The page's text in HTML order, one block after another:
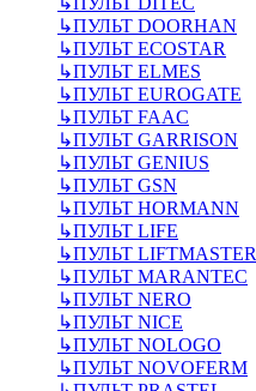
↳ПУЛЬТ DOORHAN
↳ПУЛЬТ ECOSTAR
↳ПУЛЬТ ELMES
↳ПУЛЬТ EUROGATE
↳ПУЛЬТ FAAC
↳ПУЛЬТ GARRISON
↳ПУЛЬТ GENIUS
↳ПУЛЬТ GSN
↳ПУЛЬТ HORMANN
↳ПУЛЬТ LIFE
↳ПУЛЬТ LIFTMASTER
↳ПУЛЬТ MARANTEC
↳ПУЛЬТ NERO
↳ПУЛЬТ NICE
↳ПУЛЬТ NOLOGO
↳ПУЛЬТ NOVOFERM